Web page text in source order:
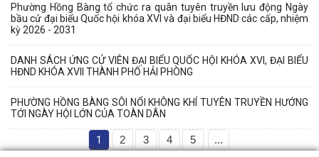
Phường Hồng Bàng tổ chức ra quân tuyên truyền lưu động Ngày
bầu cử đại biểu Quốc hội khóa XVI và đại biểu HĐND các cấp, nhiệm
kỳ 2026 - 2031
DANH SÁCH ỨNG CỬ VIÊN ĐẠI BIỂU QUỐC HỘI KHÓA XVI, ĐẠI BIỂU
HĐND KHÓA XVII THÀNH PHỐ HẢI PHÒNG
PHƯỜNG HỒNG BÀNG SÔI NỔI KHÔNG KHÍ TUYÊN TRUYỀN HƯỚNG
TỚI NGÀY HỘI LỚN CỦA TOÀN DÂN
1 2 3 4 5 ...